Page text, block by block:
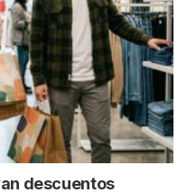
descuentos